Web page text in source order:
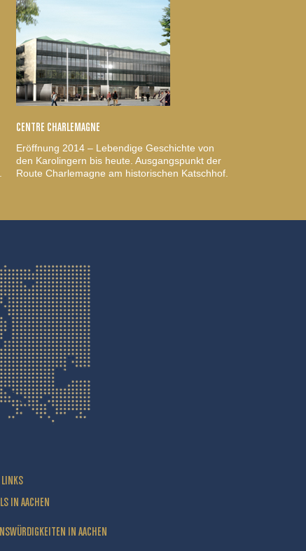
CENTRE CHARLEMAGNE
Eröffnung 2014 – Lebendige Geschichte von
den Karolingern bis heute. Ausgangspunkt der
Route Charlemagne am historischen Katschhof.
IN AACHEN
IN AACHEN